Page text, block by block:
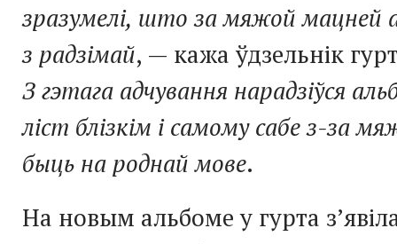
зразумелі, што за мяжой мацней
з радзімай, — кажа ўдзельнік
З гэтага адчування нарадзіўся
ліст блізкім і самому сабе з-за
быць на роднай мове.
На новым альбоме у гурта